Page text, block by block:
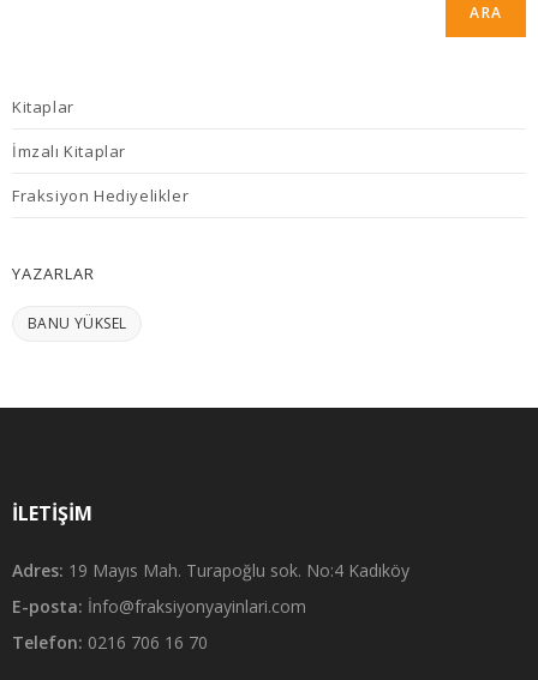
ARA
Kitaplar
İmzalı Kitaplar
Fraksiyon Hediyelikler
YAZARLAR
BANU YÜKSEL
İLETIŞIM
Adres: 19 Mayıs Mah. Turapoğlu sok. No:4 Kadıköy
E-posta: İnfo@fraksiyonyayinlari.com
Telefon: 0216 706 16 70